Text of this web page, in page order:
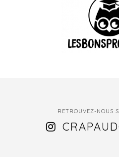
RETROUVEZ-NOUS